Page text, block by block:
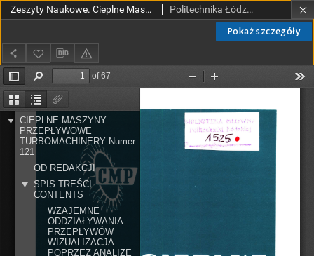
Pokaż szczegóły
Zeszyty Naukowe. Cieplne Maszyny Przepływowe. Turbomachinery nr 121 (2002) Politechnika Łódzka. Instytut Maszyn Przepływowych.